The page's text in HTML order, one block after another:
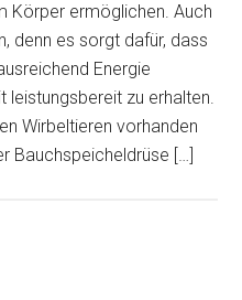
Körper ermöglichen. Auch
denn es sorgt dafür, dass
Energie
zu erhalten.
Wirbeltieren vorhanden
Bauchspeicheldrüse […]